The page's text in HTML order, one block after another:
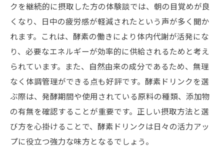
クを継続的に摂取した方の体験談では、朝の目覚めが良
くなり、日中の疲労感が軽減されたという声が多く聞か
れます。これは、酵素の働きにより体内代謝が活発にな
り、必要なエネルギーが効率的に供給されるためと考え
られています。また、自然由来の成分であるため、無理
なく体調管理ができる点も好評です。酵素ドリンクを選
ぶ際は、発酵期間や使用されている原料の種類、添加物
の有無を確認することが重要です。正しい摂取方法と選
び方を心掛けることで、酵素ドリンクは日々の活力アッ
プに役立つ強力な味方となるでしょう。